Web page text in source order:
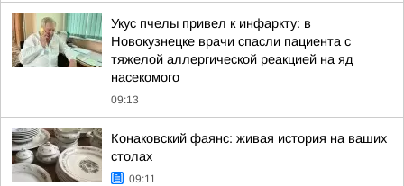
Укус пчелы привел к инфаркту: в
Новокузнецке врачи спасли пациента с
тяжелой аллергической реакцией на яд
насекомого
09:13
Конаковский фаянс: живая история на ваших
столах
09:11